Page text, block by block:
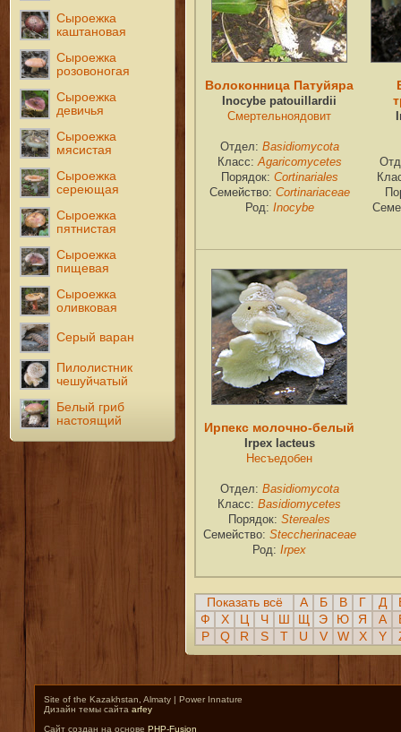
Сыроежка
каштановая
Сыроежка
розовоногая
Сыроежка
девичья
Сыроежка
мясистая
Сыроежка
сереющая
Сыроежка
пятнистая
Сыроежка
пищевая
Сыроежка
оливковая
Серый варан
Пилолистник
чешуйчатый
Белый гриб
настоящий
Волоконница Патуйяра
Inocybe patouillardii
Смертельноядовит
Отдел: Basidiomycota
Класс: Agaricomycetes
Порядок: Cortinariales
Семейство: Cortinariaceae
Род: Inocybe
Ирпекс молочно-белый
Irpex lacteus
Несъедобен
Отдел: Basidiomycota
Класс: Basidiomycetes
Порядок: Stereales
Семейство: Steccherinaceae
Род: Irpex
Показать всё А Б В Г Д
Ф
Х Ч Э Ю Я A
P
Q R S T U V W X Y
Site of the Kazakhstan, Almaty | Power Innature
Дизайн темы сайта arfey
Сайт создан на основе PHP-Fusion